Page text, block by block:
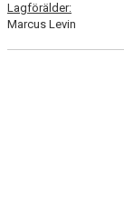
Lagförälder:
Marcus Levin